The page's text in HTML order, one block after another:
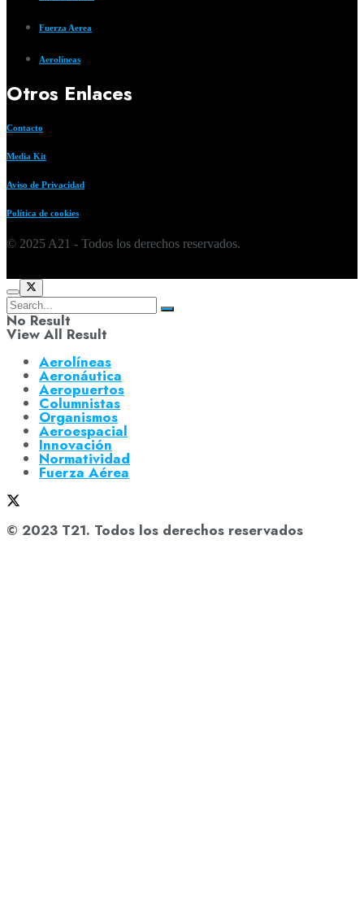
Fuerza Aerea
Aerolíneas
Otros Enlaces
Contacto
Media Kit
Aviso de Privacidad
Política de cookies
© 2025 A21 - Todos los derechos reservados.
No Result
View All Result
Aerolíneas
Aeronáutica
Aeropuertos
Columnistas
Organismos
Aeroespacial
Innovación
Normatividad
Fuerza Aérea
© 2023 T21. Todos los derechos reservados